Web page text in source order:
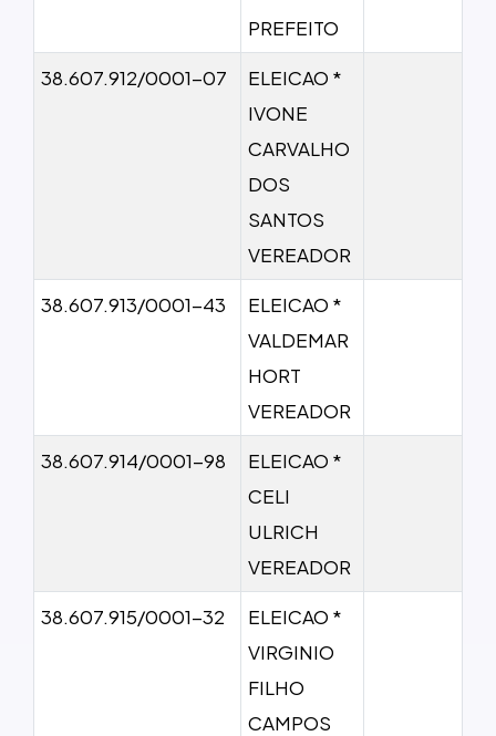
PREFEITO
38.607.912/0001-07
ELEICAO *
IVONE
CARVALHO
DOS
SANTOS
VEREADOR
38.607.913/0001-43
ELEICAO *
VALDEMAR
HORT
VEREADOR
38.607.914/0001-98
ELEICAO *
CELI
ULRICH
VEREADOR
38.607.915/0001-32
ELEICAO *
VIRGINIO
FILHO
CAMPOS